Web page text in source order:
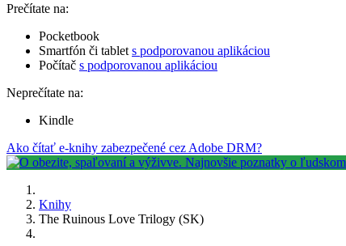
Prečítate na:
Pocketbook
Smartfón či tablet s podporovanou aplikáciou
Počítač s podporovanou aplikáciou
Neprečítate na:
Kindle
Ako čítať e-knihy zabezpečené cez Adobe DRM?
Knihy
The Ruinous Love Trilogy (SK)